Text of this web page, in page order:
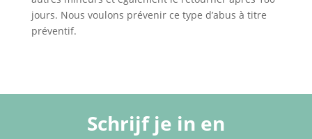
jours. Nous voulons prévenir ce type d’abus à titre
préventif.
Schrijf je in en